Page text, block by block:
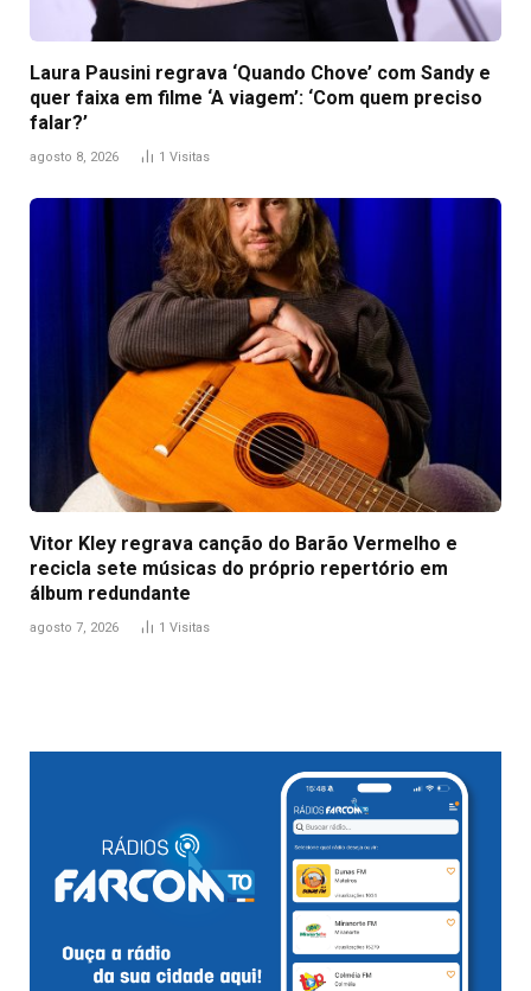
Laura Pausini regrava ‘Quando Chove’ com Sandy e
quer faixa em filme ‘A viagem’: ‘Com quem preciso
falar?’
agosto 8, 2026 1 Visitas
Vitor Kley regrava canção do Barão Vermelho e
recicla sete músicas do próprio repertório em
álbum redundante
agosto 7, 2026 1 Visitas